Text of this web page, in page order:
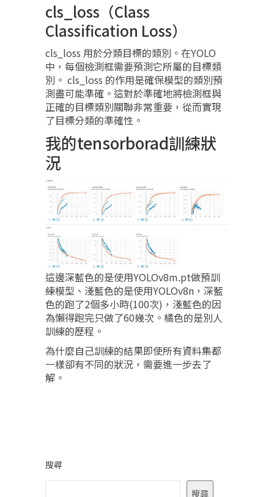
cls_loss（Class
Classification Loss）
cls_loss 用於分類目標的類別。在YOLO
中，每個檢測框需要預測它所屬的目標類
別。 cls_loss 的作用是確保模型的類別預
測盡可能準確。這對於準確地將檢測框與
正確的目標類別關聯非常重要，從而實現
了目標分類的準確性。
我的tensorborad訓練狀
況
這邊深藍色的是使用YOLOv8m.pt做預訓
練模型、淺藍色的是使用YOLOv8n，深藍
色的跑了2個多小時(100次)，淺藍色的因
為懶得跑完只做了60幾次。橘色的是別人
訓練的歷程。
為什麼自己訓練的結果即使所有資料集都
一樣卻有不同的狀況，需要進一步去了
解。
搜尋
搜尋